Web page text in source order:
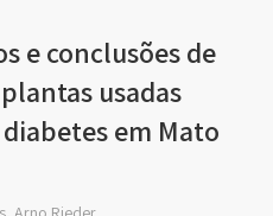
e conclusões de
usadas
em Mato